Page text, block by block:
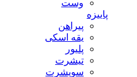
وست
پاییزه
پیراهن
یقه اسکی
پلیور
تیشرت
سویشرت